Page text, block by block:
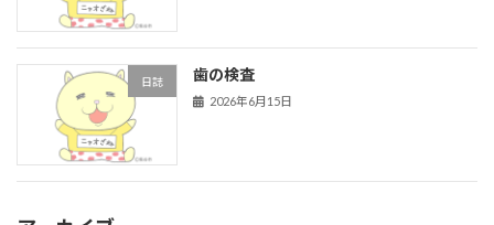
日誌 歯の検査
2026年6月15日